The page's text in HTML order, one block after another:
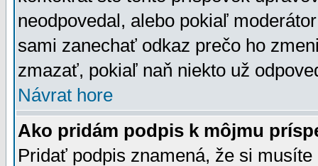
neodpovedal, alebo pokiaľ
sami zanechať odkaz prečo ho
zmazať, pokiaľ naň niekto už
Návrat hore
Ako pridám podpis k môjmu
Pridať podpis znamená, že si